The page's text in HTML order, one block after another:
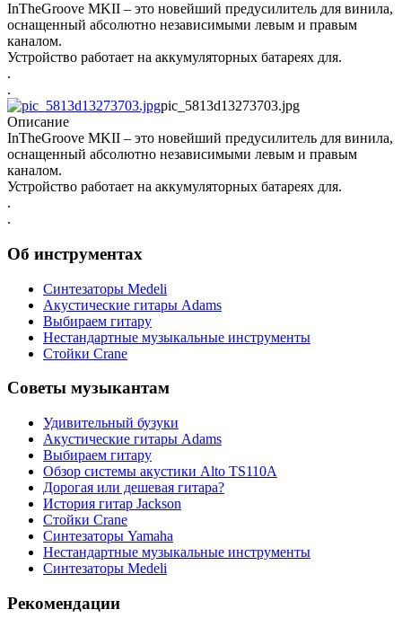
InTheGroove MKII – это новейший предусилитель для винила,
оснащенный абсолютно независимыми левым и правым
каналом.
Устройство работает на аккумуляторных батареях для.
.
.
pic_5813d13273703.jpg
Описание
InTheGroove MKII – это новейший предусилитель для винила,
оснащенный абсолютно независимыми левым и правым
каналом.
Устройство работает на аккумуляторных батареях для.
.
.
Об инструментах
Синтезаторы Мedeli
Акустические гитары Adams
Выбираем гитару
Нестандартные музыкальные инструменты
Стойки Crane
Советы музыкантам
Удивительный бузуки
Акустические гитары Adams
Выбираем гитару
Обзор системы акустики Alto TS110A
Дорогая или дешевая гитара?
История гитар Jackson
Стойки Crane
Синтезаторы Yamaha
Нестандартные музыкальные инструменты
Синтезаторы Мedeli
Рекомендации